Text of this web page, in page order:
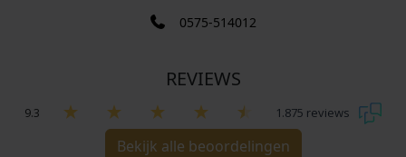
0575-514012
REVIEWS
9.3 1.875 reviews
Bekijk alle beoordelingen